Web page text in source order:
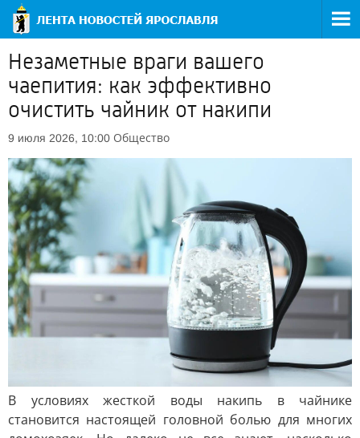
Незаметные враги вашего
чаепития: как эффективно
очистить чайник от накипи
9 июля 2026, 10:00 Общество
В условиях жесткой воды накипь в чайнике
становится настоящей головной болью для многих